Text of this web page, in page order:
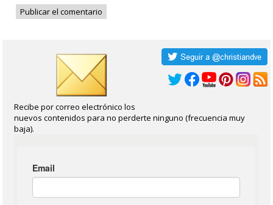
Recibe por correo electrónico los
nuevos contenidos para no perderte ninguno (frecuencia muy
baja).